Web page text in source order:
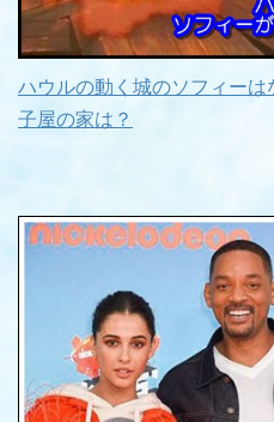
ハウルの動く城のソフィー
子屋の家は？